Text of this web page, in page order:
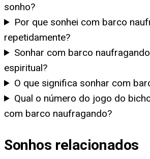
sonho?
Por que sonhei com barco
repetidamente?
Sonhar com barco
espiritual?
O que significa sonhar com
Qual o número do jogo do
com barco naufragando?
Sonhos relacionados